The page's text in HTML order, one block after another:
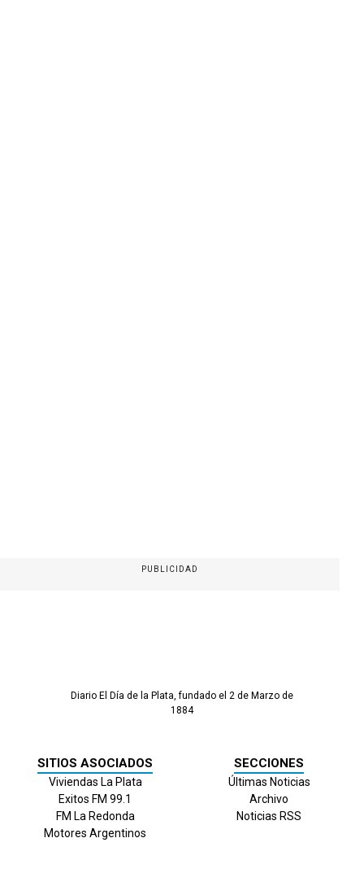
PUBLICIDAD
Diario El Día de la Plata, fundado el 2 de Marzo de
1884
SITIOS ASOCIADOS
Viviendas La Plata
Exitos FM 99.1
FM La Redonda
Motores Argentinos
SECCIONES
Últimas Noticias
Archivo
Noticias RSS